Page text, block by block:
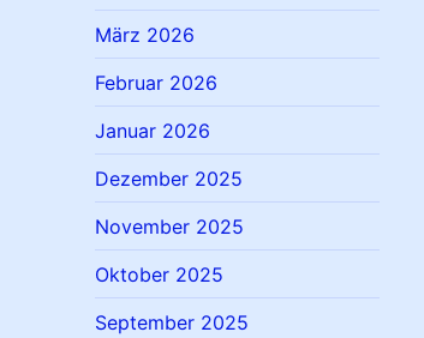
März 2026
Februar 2026
Januar 2026
Dezember 2025
November 2025
Oktober 2025
September 2025